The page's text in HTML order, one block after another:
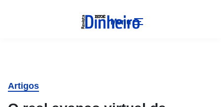
Menu
Artigos